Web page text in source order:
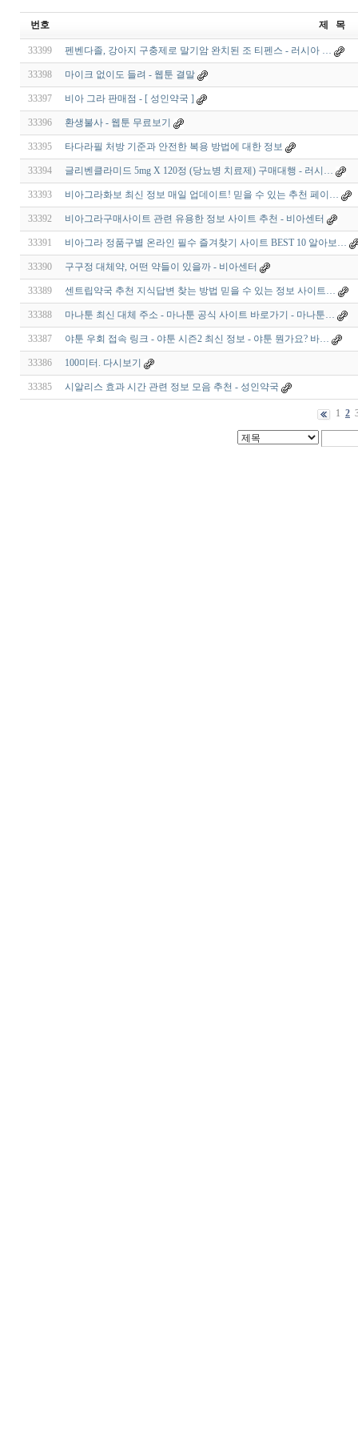
번호 제 목
33399 펜벤다졸, 강아지 구충제로 말기암 완치된 조 티펜스 - 러시아 …
33398 마이크 없이도 들려 - 웹툰 결말
33397 비아 그라 판매점 - [ 성인약국 ]
33396 환생불사 - 웹툰 무료보기
33395 타다라필 처방 기준과 안전한 복용 방법에 대한 정보
33394 글리벤클라미드 5mg X 120정 (당뇨병 치료제) 구매대행 - 러시…
33393 비아그라화보 최신 정보 매일 업데이트! 믿을 수 있는 추천 페이…
33392 비아그라구매사이트 관련 유용한 정보 사이트 추천 - 비아센터
33391 비아그라 정품구별 온라인 필수 즐겨찾기 사이트 BEST 10 알아보…
33390 구구정 대체약, 어떤 약들이 있을까 - 비아센터
33389 센트립약국 추천 지식답변 찾는 방법 믿을 수 있는 정보 사이트…
33388 마나툰 최신 대체 주소 - 마나툰 공식 사이트 바로가기 - 마나툰…
33387 야툰 우회 접속 링크 - 야툰 시즌2 최신 정보 - 야툰 뭔가요? 바…
33386 100미터. 다시보기
33385 시알리스 효과 시간 관련 정보 모음 추천 - 성인약국
1 2